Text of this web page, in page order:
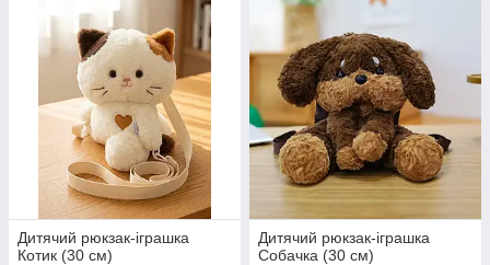
Дитячий рюкзак-іграшка
Котик (30 см)
Дитячий рюкзак-іграшка
Собачка (30 см)